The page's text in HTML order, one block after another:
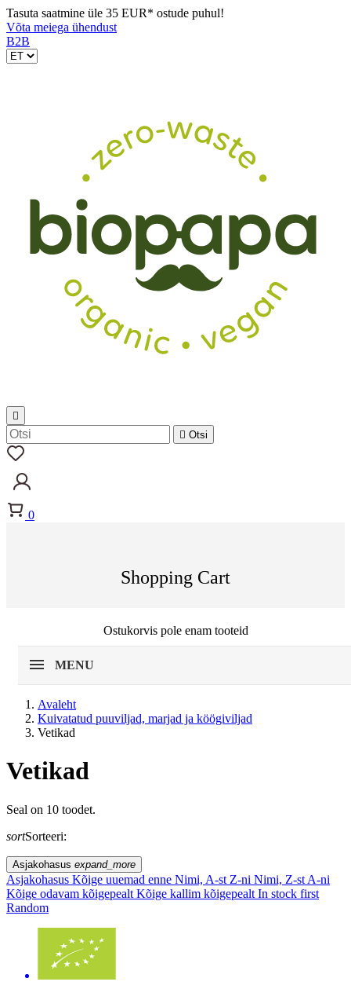
Tasuta saatmine üle 35 EUR* ostude puhul!
Võta meiega ühendust
B2B

 Otsi
0
Shopping Cart
Ostukorvis pole enam tooteid
MENU
Avaleht
Kuivatatud puuviljad, marjad ja köögiviljad
Vetikad
EL sisene / EL väline?
Hind
Vetikad
Seal on 10 toodet.
sortSorteeri:
Asjakohasus expand_more
Asjakohasus Kõige uuemad enne Nimi, A-st Z-ni Nimi, Z-st A-ni
Kõige odavam kõigepealt Kõige kallim kõigepealt In stock first
Random